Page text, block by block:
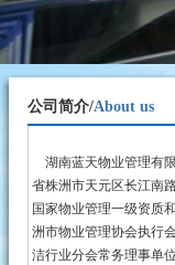
公司简介/About us
湖南蓝天物业管理有
省株洲市天元区长江南
国家物业管理一级资质
洲市物业管理协会执行
洁行业分会常务理事单位